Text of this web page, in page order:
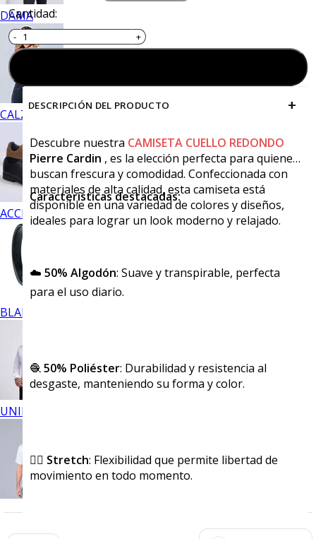
DAMA
CALZADO
ACCESORIOS
BLANCOS
UNIFORMES
Cantidad:
DESCRIPCIÓN DEL PRODUCTO +
Descubre nuestra CAMISETA CUELLO REDONDO
Pierre Cardin , es la elección perfecta para quienes
buscan frescura y comodidad. Confeccionada con
materiales de alta calidad, esta camiseta está
disponible en una variedad de colores y diseños,
ideales para lograr un look moderno y relajado.
Características destacadas:
☁️ 50% Algodón: Suave y transpirable, perfecta
para el uso diario.
🧶50% Poliéster: Durabilidad y resistencia al
desgaste, manteniendo su forma y color.
🏃‍♂️ Stretch: Flexibilidad que permite libertad de
movimiento en todo momento.